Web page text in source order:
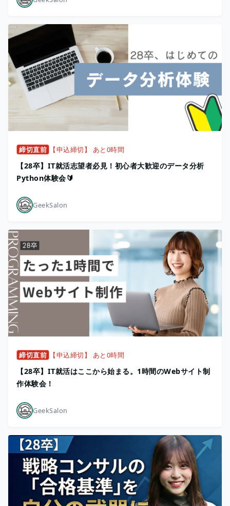
締切直前 【申込締切】 あと0時間
【28卒】IT就活志望者必見！初心者大歓迎のデータ分析
Python体験会🔰
GeekSalon
締切直前 【申込締切】 あと0時間
【28卒】IT就活はここから始まる。1時間のWebサイト制
作体験会！
GeekSalon